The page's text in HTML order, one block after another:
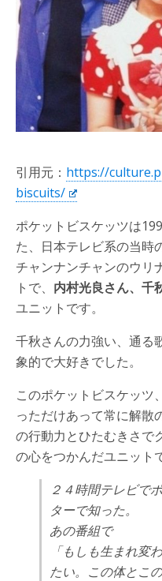
引用元： https://
biscuits/
ポケットビスケッツは
た、日本テレビ系の当時
チャンナンチャンのウリ
トで、 内村光良さん、千
ユニットです。
千秋さんの力強い、通る
象的で大好きでした。
このポケットビスケッツ
っただけあって常に解散
の行動力とひたむきさで
の心をつかんだユニット
２４時間テレビで
ターで知った。
あの番組で
「もしも生まれ変
たい。この体とこ